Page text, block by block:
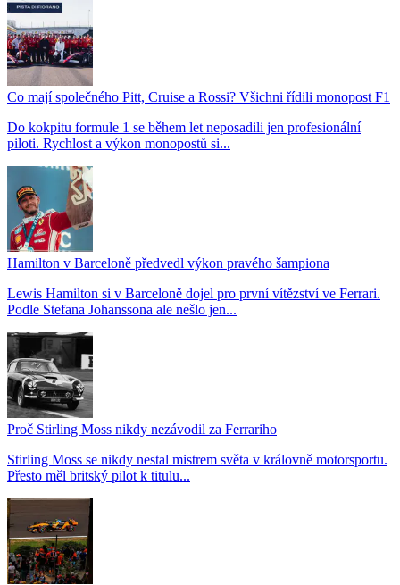
Co mají společného Pitt, Cruise a Rossi? Všichni řídili monopost F1
Do kokpitu formule 1 se během let neposadili jen profesionální
piloti. Rychlost a výkon monopostů si...
Hamilton v Barceloně předvedl výkon pravého šampiona
Lewis Hamilton si v Barceloně dojel pro první vítězství ve Ferrari.
Podle Stefana Johanssona ale nešlo jen...
Proč Stirling Moss nikdy nezávodil za Ferrariho
Stirling Moss se nikdy nestal mistrem světa v královně motorsportu.
Přesto měl britský pilot k titulu...